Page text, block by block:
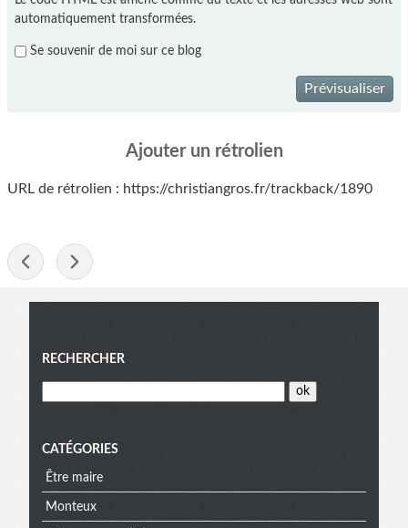
automatiquement transformées.
Se souvenir de moi sur ce blog
Prévisualiser
Ajouter un rétrolien
URL de rétrolien : https://christiangros.fr/trackback/1890
Menu
RECHERCHER
CATÉGORIES
Être maire
Monteux